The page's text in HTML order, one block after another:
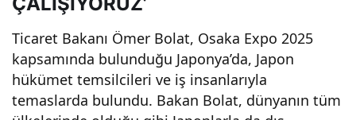
Ticaret Bakanı Ömer Bolat, Osaka Expo 2025
kapsamında bulunduğu Japonya’da, Japon
hükümet temsilcileri ve iş insanlarıyla
temaslarda bulundu. Bakan Bolat, dünyanın tüm
e
çıkarmak